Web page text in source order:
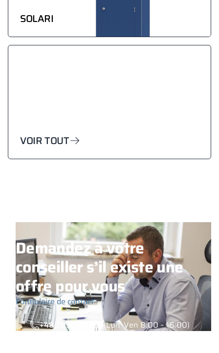
SOLARI
VOIR TOUT
Demandez à votre
conseiller s’il existe une
offre pour vous
Formulaire de contact
+48 789 777 485 (Lun–Ven 8:00 – 16:00)